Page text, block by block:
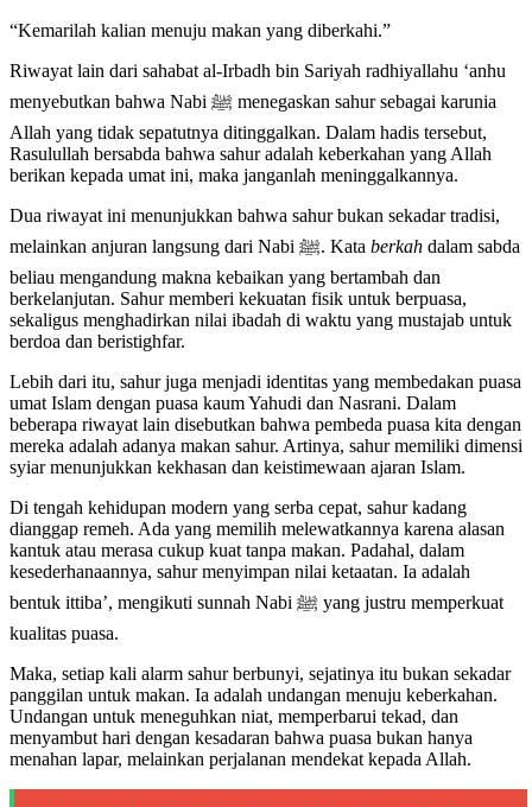
“Kemarilah kalian menuju makan yang diberkahi.”
Riwayat lain dari sahabat al-Irbadh bin Sariyah radhiyallahu ‘anhu
menyebutkan bahwa Nabi ﷺ menegaskan sahur sebagai karunia
Allah yang tidak sepatutnya ditinggalkan. Dalam hadis tersebut,
Rasulullah bersabda bahwa sahur adalah keberkahan yang Allah
berikan kepada umat ini, maka janganlah meninggalkannya.
Dua riwayat ini menunjukkan bahwa sahur bukan sekadar tradisi,
melainkan anjuran langsung dari Nabi ﷺ. Kata berkah dalam sabda
beliau mengandung makna kebaikan yang bertambah dan
berkelanjutan. Sahur memberi kekuatan fisik untuk berpuasa,
sekaligus menghadirkan nilai ibadah di waktu yang mustajab untuk
berdoa dan beristighfar.
Lebih dari itu, sahur juga menjadi identitas yang membedakan puasa
umat Islam dengan puasa kaum Yahudi dan Nasrani. Dalam
beberapa riwayat lain disebutkan bahwa pembeda puasa kita dengan
mereka adalah adanya makan sahur. Artinya, sahur memiliki dimensi
syiar menunjukkan kekhasan dan keistimewaan ajaran Islam.
Di tengah kehidupan modern yang serba cepat, sahur kadang
dianggap remeh. Ada yang memilih melewatkannya karena alasan
kantuk atau merasa cukup kuat tanpa makan. Padahal, dalam
kesederhanaannya, sahur menyimpan nilai ketaatan. Ia adalah
bentuk ittiba’, mengikuti sunnah Nabi ﷺ yang justru memperkuat
kualitas puasa.
Maka, setiap kali alarm sahur berbunyi, sejatinya itu bukan sekadar
panggilan untuk makan. Ia adalah undangan menuju keberkahan.
Undangan untuk meneguhkan niat, memperbarui tekad, dan
menyambut hari dengan kesadaran bahwa puasa bukan hanya
menahan lapar, melainkan perjalanan mendekat kepada Allah.